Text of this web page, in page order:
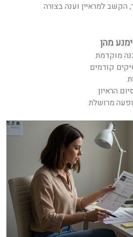
הקשב למראיין וענה בצורה
מהן
מוקדמת
קודמים
הראיון
מרושלת